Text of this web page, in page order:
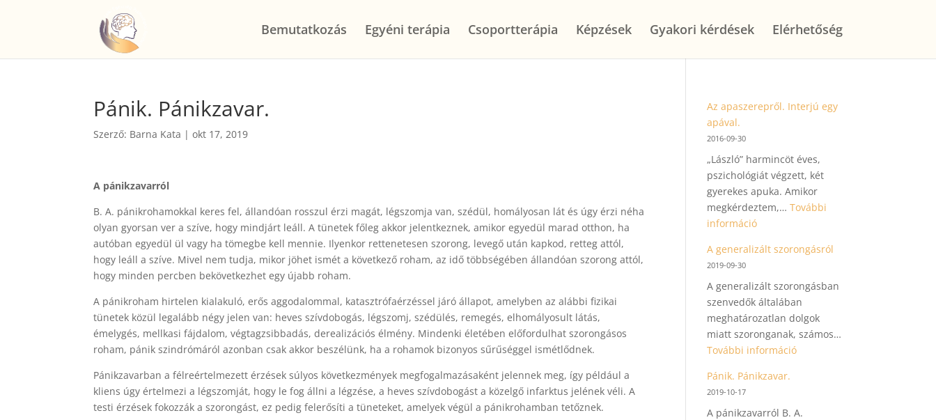
Bemutatkozás Egyéni terápia Csoportterápia Képzések Gyakori kérdések Elérhetőség
Pánik. Pánikzavar.
Szerző: Barna Kata |okt 17, 2019
A pánikzavarról
B. A. pánikrohamokkal keres fel, állandóan rosszul érzi magát, légszomja van, szédül, homályosan lát és úgy érzi néha
olyan gyorsan ver a szíve, hogy mindjárt leáll. A tünetek főleg akkor jelentkeznek, amikor egyedül marad otthon, ha
autóban egyedül ül vagy ha tömegbe kell mennie. Ilyenkor rettenetesen szorong, levegő után kapkod, retteg attól,
hogy leáll a szíve. Mivel nem tudja, mikor jöhet ismét a következő roham, az idő többségében állandóan szorong attól,
hogy minden percben bekövetkezhet egy újabb roham.
A pánikroham hirtelen kialakuló, erős aggodalommal, katasztrófaérzéssel járó állapot, amelyben az alábbi fizikai
tünetek közül legalább négy jelen van: heves szívdobogás, légszomj, szédülés, remegés, elhomályosult látás,
émelygés, mellkasi fájdalom, végtagzsibbadás, derealizációs élmény. Mindenki életében előfordulhat szorongásos
roham, pánik szindrómáról azonban csak akkor beszélünk, ha a rohamok bizonyos sűrűséggel ismétlődnek.
Pánikzavarban a félreértelmezett érzések súlyos következmények megfogalmazásaként jelennek meg, így például a
kliens úgy értelmezi a légszomját, hogy le fog állni a légzése, a heves szívdobogást a közelgő infarktus jelének véli. A
testi érzések fokozzák a szorongást, ez pedig felerősíti a tüneteket, amelyek végül a pánikrohamban tetőznek.
Az apaszerepről. Interjú egy
apával.
2016-09-30
„László” harmincöt éves,
pszichológiát végzett, két
gyerekes apuka. Amikor
megkérdeztem,…További
információ:
apaszerepről.
egy
apával.
A generalizált szorongásról
2019-09-30
A generalizált szorongásban
szenvedők általában
meghatározatlan dolgok
miatt szoronganak, számos…
További információ:
Pánik. Pánikzavar.
2019-10-17
A pánikzavarról B. A.